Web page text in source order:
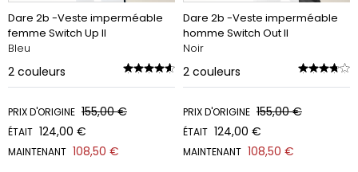
Dare 2b -Veste imperméable
femme Switch Up II
Bleu
2 couleurs
PRIX D'ORIGINE 155,00 €
ÉTAIT 124,00 €
MAINTENANT 108,50 €
Dare 2b -Veste imperméable
homme Switch Out II
Noir
2 couleurs
PRIX D'ORIGINE 155,00 €
ÉTAIT 124,00 €
MAINTENANT 108,50 €